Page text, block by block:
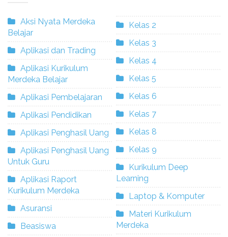
Aksi Nyata Merdeka
Belajar
Aplikasi dan Trading
Aplikasi Kurikulum
Merdeka Belajar
Aplikasi Pembelajaran
Aplikasi Pendidikan
Aplikasi Penghasil Uang
Aplikasi Penghasil Uang
Untuk Guru
Aplikasi Raport
Kurikulum Merdeka
Asuransi
Beasiswa
Kelas 2
Kelas 3
Kelas 4
Kelas 5
Kelas 6
Kelas 7
Kelas 8
Kelas 9
Kurikulum Deep
Learning
Laptop & Komputer
Materi Kurikulum
Merdeka